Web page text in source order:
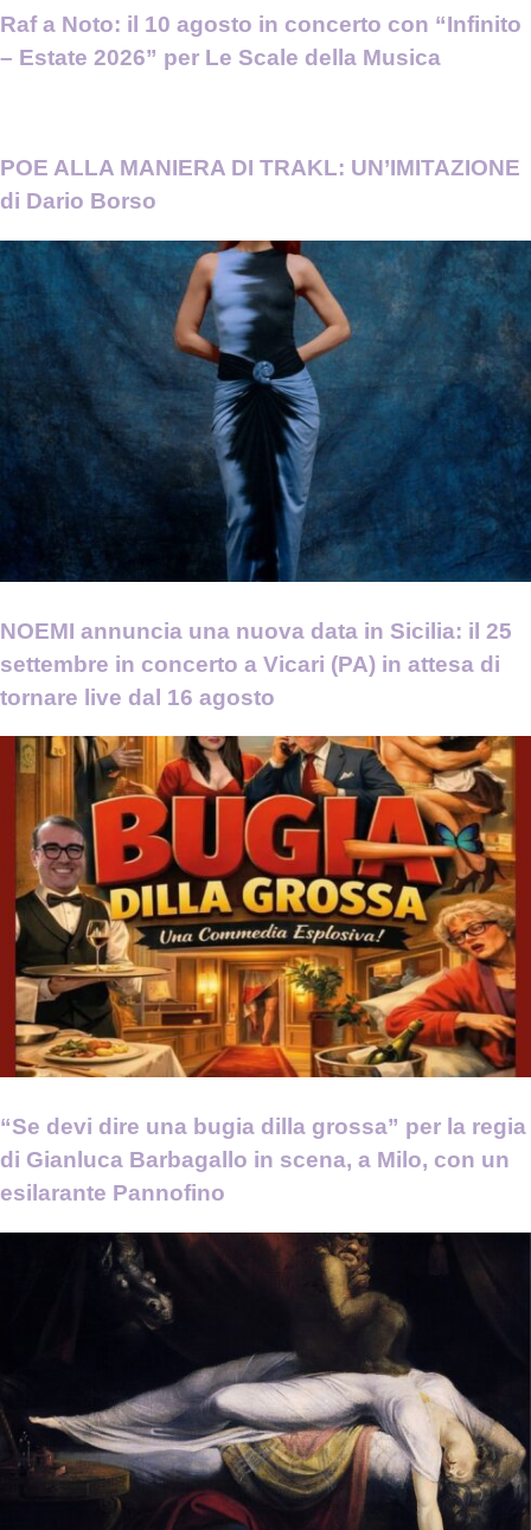
Raf a Noto: il 10 agosto in concerto con “Infinito
– Estate 2026” per Le Scale della Musica
POE ALLA MANIERA DI TRAKL: UN’IMITAZIONE
di Dario Borso
NOEMI annuncia una nuova data in Sicilia: il 25
settembre in concerto a Vicari (PA) in attesa di
tornare live dal 16 agosto
“Se devi dire una bugia dilla grossa” per la regia
di Gianluca Barbagallo in scena, a Milo, con un
esilarante Pannofino